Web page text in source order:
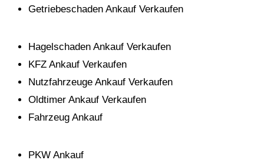
Getriebeschaden Ankauf Verkaufen
Hagelschaden Ankauf Verkaufen
KFZ Ankauf Verkaufen
Nutzfahrzeuge Ankauf Verkaufen
Oldtimer Ankauf Verkaufen
Fahrzeug Ankauf
PKW Ankauf